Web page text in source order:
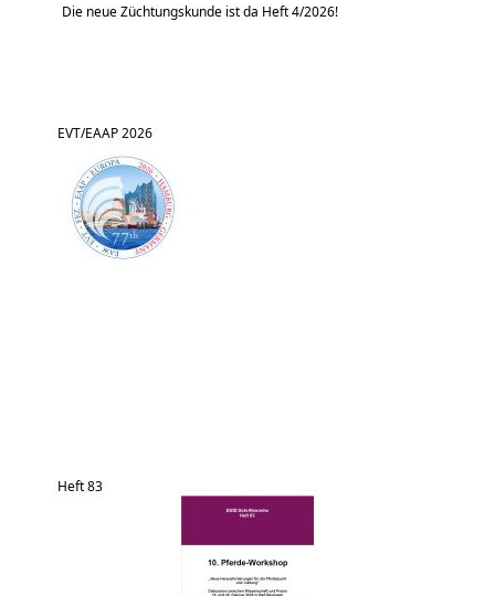
Die neue Züchtungskunde ist da Heft 4/2026!
EVT/EAAP 2026
Heft 83